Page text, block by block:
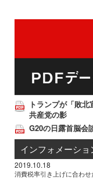
トランプが「敗
共産党の影
G20の日露首脳会
インフォメーショ
2019.10.18
消費税率引き上げに合わ